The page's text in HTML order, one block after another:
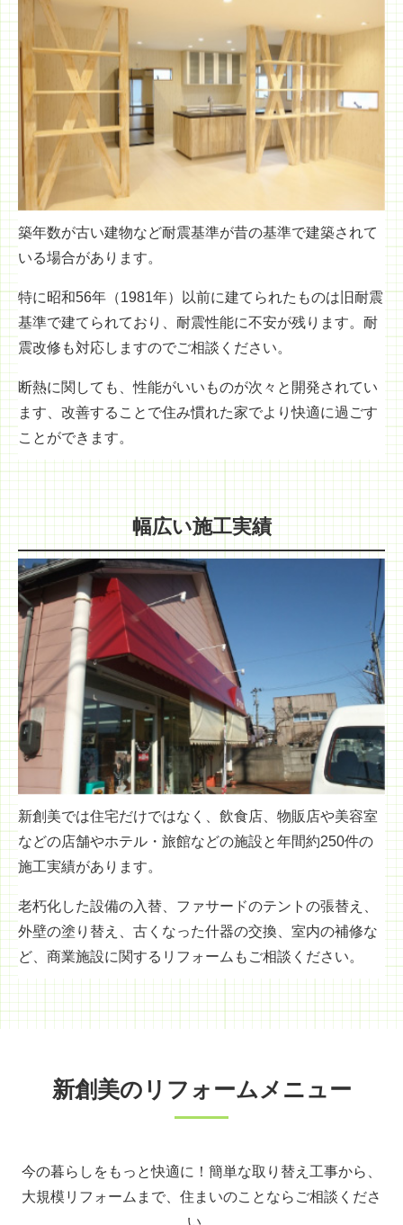
築年数が古い建物など耐震基準が昔の基準で建築されて
いる場合があります。
特に昭和56年（1981年）以前に建てられたものは旧耐震
基準で建てられており、耐震性能に不安が残ります。耐
震改修も対応しますのでご相談ください。
断熱に関しても、性能がいいものが次々と開発されてい
ます、改善することで住み慣れた家でより快適に過ごす
ことができます。
幅広い施工実績
新創美では住宅だけではなく、飲食店、物販店や美容室
などの店舗やホテル・旅館などの施設と年間約250件の
施工実績があります。
老朽化した設備の入替、ファサードのテントの張替え、
外壁の塗り替え、古くなった什器の交換、室内の補修な
ど、商業施設に関するリフォームもご相談ください。
新創美のリフォームメニュー
今の暮らしをもっと快適に！簡単な取り替え工事から、
大規模リフォームまで、住まいのことならご相談くださ
い。